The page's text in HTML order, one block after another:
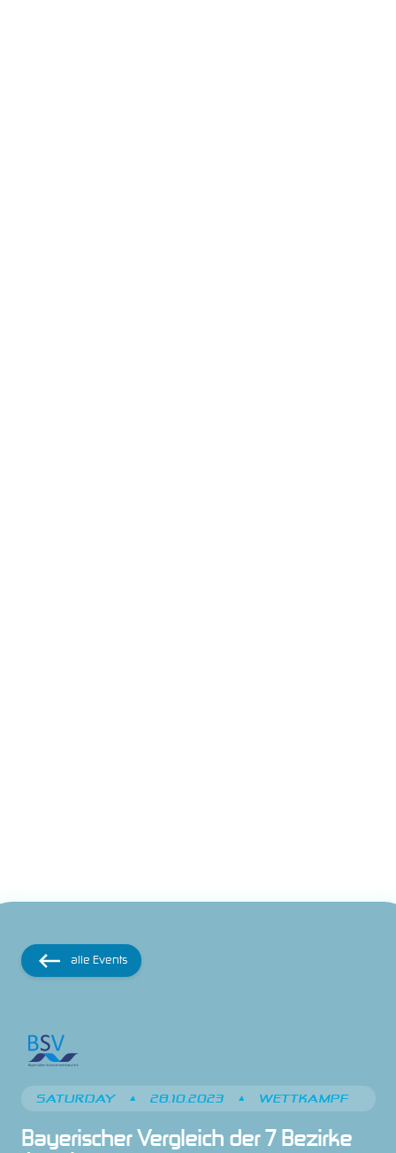
alle Events
SATURDAY • 28.10.2023 • WETTKAMPF
Bayerischer Vergleich der 7 Bezirke